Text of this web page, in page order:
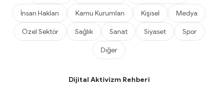
İnsan Hakları Kamu Kurumları Kişisel Medya
Özel Sektör Sağlık Sanat Siyaset Spor
Diğer
Dijital Aktivizm Rehberi